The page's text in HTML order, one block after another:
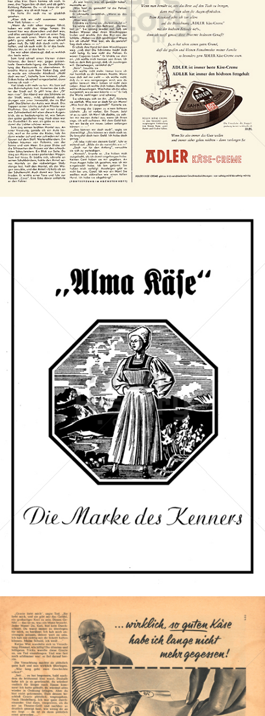
ADLER Käse Bel Deutschland GmbH 1956
Alma Rupp AG · Privatkäserei Rupp
Bild-ID: 66942